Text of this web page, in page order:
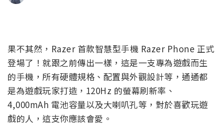
果不其然，Razer 首款智慧型手機 Razer Phone 正式
登場了！就跟之前傳出一樣，這是一支專為遊戲而生
的手機，所有硬體規格、配置與外觀設計等，通通都
是為遊戲玩家打造，120Hz 的螢幕刷新率、
4,000mAh 電池容量以及大喇叭孔等，對於喜歡玩遊
戲的人，這支你應該會愛。